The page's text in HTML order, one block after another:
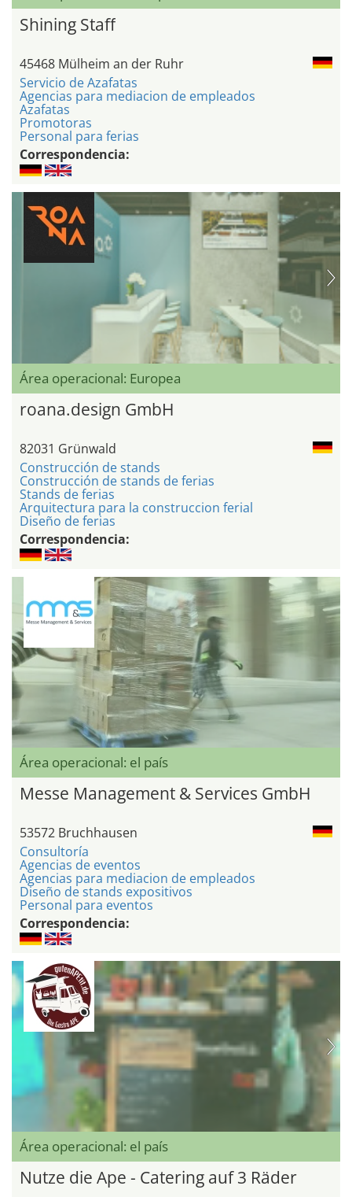
Shining Staff
45468 Mülheim an der Ruhr
Servicio de Azafatas
Agencias para mediacion de empleados
Azafatas
Promotoras
Personal para ferias
Correspondencia:
Área operacional: Europea
roana.design GmbH
82031 Grünwald
Construcción de stands
Construcción de stands de ferias
Stands de ferias
Arquitectura para la construccion ferial
Diseño de ferias
Correspondencia:
Área operacional: el país
Messe Management & Services GmbH
53572 Bruchhausen
Consultoría
Agencias de eventos
Agencias para mediacion de empleados
Diseño de stands expositivos
Personal para eventos
Correspondencia:
Área operacional: el país
Nutze die Ape - Catering auf 3 Räder